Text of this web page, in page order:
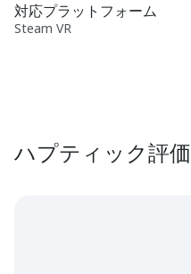
対応プラットフォーム
Steam VR
ハプティック評価